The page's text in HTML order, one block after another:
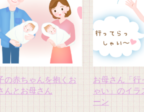
の赤ちゃんを抱くお
んとお母さん
お母さん「行
ゃい」のイラ
ーン